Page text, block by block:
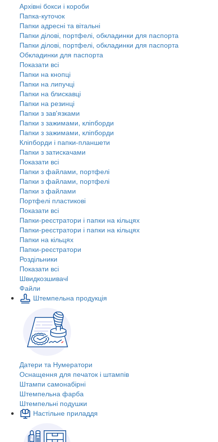
Архівні бокси і короби
Папка-куточок
Папки адресні та вітальні
Папки ділові, портфелі, обкладинки для паспорта
Папки ділові, портфелі, обкладинки для паспорта
Обкладинки для паспорта
Показати всі
Папки на кнопці
Папки на липучці
Папки на блискавці
Папки на резинці
Папки з зав'язками
Папки з зажимами, кліпборди
Папки з зажимами, кліпборди
Кліпборди і папки-планшети
Папки з затискачами
Показати всі
Папки з файлами, портфелі
Папки з файлами, портфелі
Папки з файлами
Портфелі пластикові
Показати всі
Папки-реєстратори і папки на кільцях
Папки-реєстратори і папки на кільцях
Папки на кільцях
Папки-реєстратори
Роздільники
Показати всі
Швидкозшивачi
Файли
Штемпельна продукція
Датери та Нумератори
Оснащення для печаток і штампів
Штампи самонабірні
Штемпельна фарба
Штемпельні подушки
Настільне приладдя